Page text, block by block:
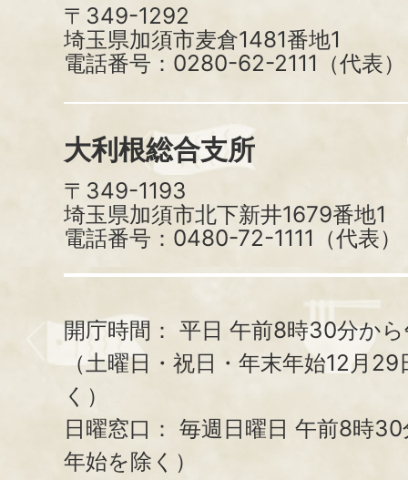
〒349-1292
埼玉県加須市麦倉1481番地1
電話番号：0280-62-2111（代表）
大利根総合支所
〒349-1193
埼玉県加須市北下新井1679番地1
電話番号：0480-72-1111（代表）
開庁時間： 平日 午前8時30分か
（土曜日・祝日・年末年始12月
く）
日曜窓口： 毎週日曜日 午前8時
年始を除く）